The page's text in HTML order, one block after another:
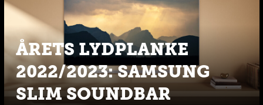
ÅRETS LYDPLANKE
2022/2023: SAMSUNG
SLIM SOUNDBAR